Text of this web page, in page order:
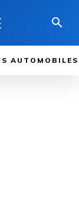
AUTOMOBILES